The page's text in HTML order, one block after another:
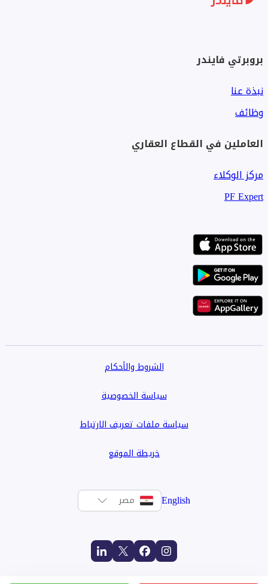
بروبرتي فايندر
نبذة عنا
وظائف
العاملين في القطاع العقاري
مركز الوكلاء
PF Expert
الشروط والأحكام
سياسة الخصوصية
سياسة ملفات تعريف الارتباط
خريطة الموقع
English مصر